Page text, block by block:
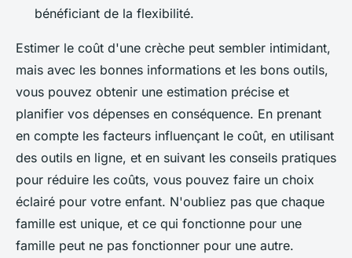
bénéficiant de la flexibilité.
Estimer le coût d'une crèche peut sembler intimidant,
mais avec les bonnes informations et les bons outils,
vous pouvez obtenir une estimation précise et
planifier vos dépenses en conséquence. En prenant
en compte les facteurs influençant le coût, en utilisant
des outils en ligne, et en suivant les conseils pratiques
pour réduire les coûts, vous pouvez faire un choix
éclairé pour votre enfant. N'oubliez pas que chaque
famille est unique, et ce qui fonctionne pour une
famille peut ne pas fonctionner pour une autre.